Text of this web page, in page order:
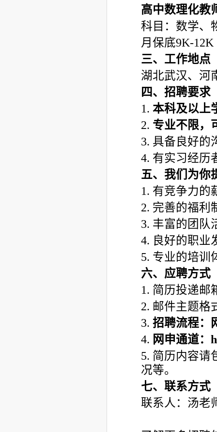
高中数理化教
科目：数学、
月保底9K-12K
三、工作地点
湖北武汉、河
四、招聘要求
1. 本科及以上
2. 专业不限，
3. 具备良好的
4. 有实习经历
五、我们为你
1. 有竞争力的
2. 完善的福利
3. 丰富的团队
4. 良好的职业
5. 专业的培训
六、应聘方式
1. 简历投递邮
2. 邮件主题格
3. 招聘流程
4. 网申通道：
5. 简历内容请
况等。
七、联系方式
联系人：汤老